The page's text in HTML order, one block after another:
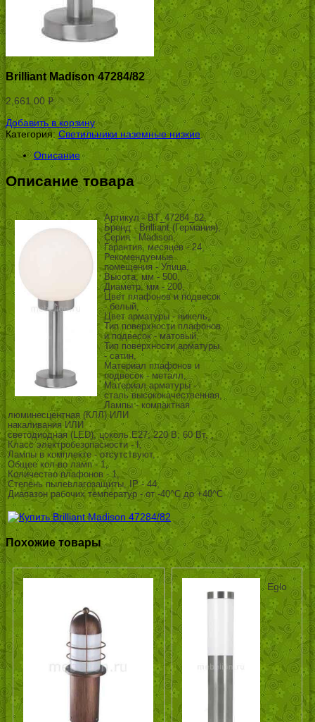
Brilliant Madison 47284/82
2,661.00 Р
УБ.
Добавить в корзину
Категория: Светильники наземные низкие.
Описание
Описание товара
Артикул - BT_47284_82,
Бренд - Brilliant (Германия),
Серия - Madison,
Гарантия, месяцев - 24,
Рекомендуемые
помещения - Улица,
Высота, мм - 500,
Диаметр, мм - 200,
Цвет плафонов и подвесок
- белый,
Цвет арматуры - никель,
Тип поверхности плафонов
и подвесок - матовый,
Тип поверхности арматуры
- сатин,
Материал плафонов и
подвесок - металл,
Материал арматуры -
сталь высококачественная,
Лампы - компактная
люминесцентная (КЛЛ) ИЛИ
накаливания ИЛИ
светодиодная (LED), цоколь E27; 220 В; 60 Вт, ,
Класс электробезопасности - I,
Лампы в комплекте - отсутствуют,
Общее кол-во ламп - 1,
Количество плафонов - 1,
Степень пылевлагозащиты, IP - 44,
Диапазон рабочих температур - от -40^C до +40^C
Похожие товары
Eglo